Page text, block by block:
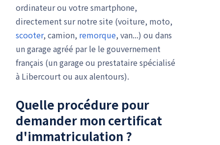
ordinateur ou votre smartphone,
directement sur notre site (voiture, moto,
scooter, camion, remorque, van...) ou dans
un garage agréé par le le gouvernement
français (un garage ou prestataire spécialisé
à Libercourt ou aux alentours).
Quelle procédure pour
demander mon certificat
d'immatriculation ?